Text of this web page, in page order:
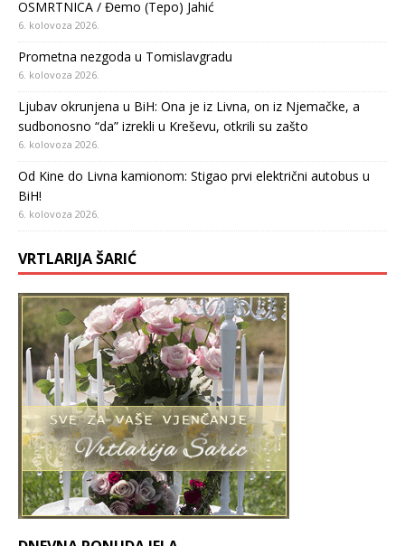
OSMRTNICA / Đemo (Tepo) Jahić
6. kolovoza 2026.
Prometna nezgoda u Tomislavgradu
6. kolovoza 2026.
Ljubav okrunjena u BiH: Ona je iz Livna, on iz Njemačke, a
sudbonosno “da” izrekli u Kreševu, otkrili su zašto
6. kolovoza 2026.
Od Kine do Livna kamionom: Stigao prvi električni autobus u
BiH!
6. kolovoza 2026.
VRTLARIJA ŠARIĆ